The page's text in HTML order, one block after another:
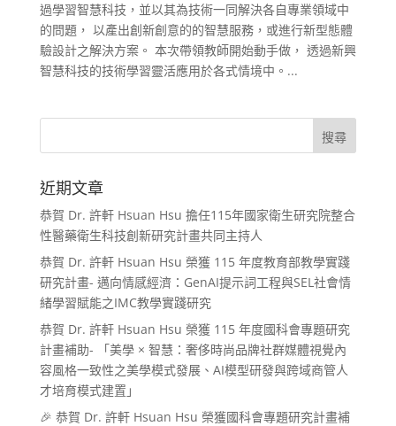
過學習智慧科技，並以其為技術一同解決各自專業領域中
的問題， 以產出創新創意的的智慧服務，或進行新型態體
驗設計之解決方案。 本次帶領教師開始動手做， 透過新興
智慧科技的技術學習靈活應用於各式情境中。...
近期文章
恭賀 Dr. 許軒 Hsuan Hsu 擔任115年國家衛生研究院整合
性醫藥衛生科技創新研究計畫共同主持人
恭賀 Dr. 許軒 Hsuan Hsu 榮獲 115 年度教育部教學實踐
研究計畫- 邁向情感經濟：GenAI提示詞工程與SEL社會情
緒學習賦能之IMC教學實踐研究
恭賀 Dr. 許軒 Hsuan Hsu 榮獲 115 年度國科會專題研究
計畫補助- 「美學 × 智慧：奢侈時尚品牌社群媒體視覺內
容風格一致性之美學模式發展、AI模型研發與跨域商管人
才培育模式建置」
🎉 恭賀 Dr. 許軒 Hsuan Hsu 榮獲國科會專題研究計畫補